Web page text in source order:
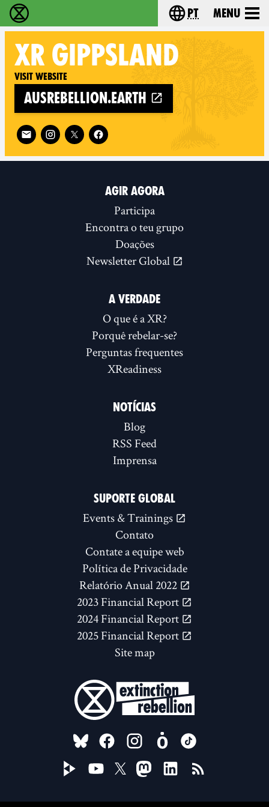
Extinction Rebellion - Home Choose your
pt Menu
XR GIPPSLAND
Visit website
ausrebellion.earth
Follow XR Gippsland on
AGIR AGORA
Participa
Encontra o teu grupo
Doações
Newsletter Global
A VERDADE
O que é a XR?
Porquê rebelar-se?
Perguntas frequentes
XReadiness
NOTÍCIAS
Blog
RSS Feed
Imprensa
SUPORTE GLOBAL
Events & Trainings
Contato
Contate a equipe web
Política de Privacidade
Relatório Anual 2022
2023 Financial Report
2024 Financial Report
2025 Financial Report
Site map
FOLLOW US ON